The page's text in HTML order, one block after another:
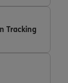
Tracking